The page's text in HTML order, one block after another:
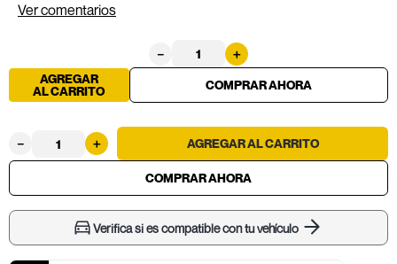
Ver comentarios
＋
－
AGREGAR
AL CARRITO
＋
－
Verifica si es compatible con tu vehículo